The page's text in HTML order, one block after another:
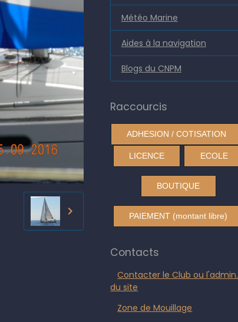
Météo Marine
Aides à la navigation
Blogs du CNPM
Raccourcis
ADHESION / COTISATION
LICENCE ECOLE
BOUTIQUE
PAIEMENT (montant libre)
Contacts
Contacter le Club ou l'admin.
du site
Zone de Mouillage